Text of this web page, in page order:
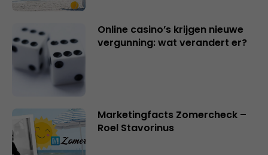
Online casino’s krijgen nieuwe
vergunning: wat verandert er?
Marketingfacts Zomercheck –
Roel Stavorinus